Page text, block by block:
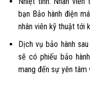
bạn Bảo hành điện
nhân viên kỹ thuật tới
Dịch vụ bảo hành
sẽ có phiếu bảo
mang đến sự yên